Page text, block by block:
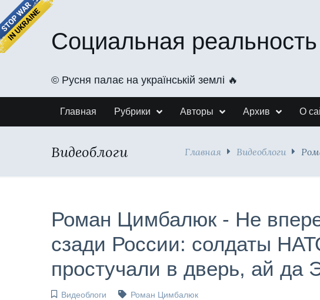
Социальная реальность
©️ Русня палає на українській землі 🔥
Главная Рубрики Авторы Архив О
Видеоблоги Главная Видеоблоги
Роман Цимбалюк - Не
сзади России: солдаты
простучали в дверь, ай да
Видеоблоги
Роман Цимбалюк